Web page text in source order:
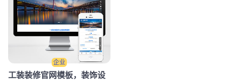
企业
工装装修官网模板，装饰设